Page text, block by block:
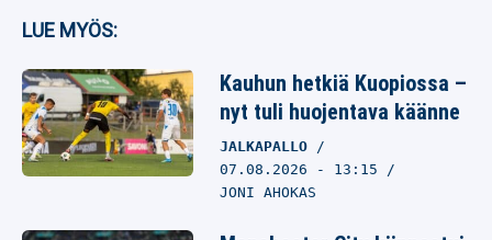
LUE MYÖS:
Kauhun hetkiä Kuopiossa –
nyt tuli huojentava käänne
JALKAPALLO
07.08.2026 - 13:15
JONI AHOKAS